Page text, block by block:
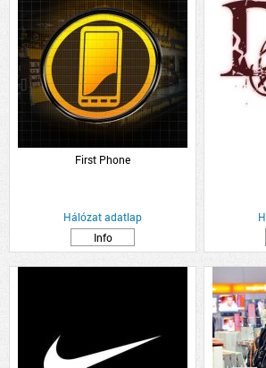
First Phone
Hálózat adatlap
Info